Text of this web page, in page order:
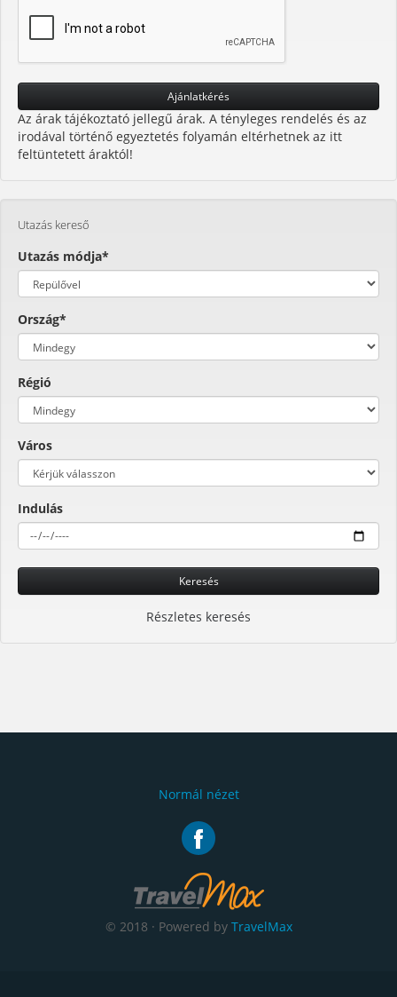
Az árak tájékoztató jellegű árak. A tényleges rendelés és az
irodával történő egyeztetés folyamán eltérhetnek az itt
feltüntetett áraktól!
Utazás kereső
Utazás módja*
Ország*
Régió
Város
Indulás
Keresés
Részletes keresés
Normál nézet
© 2018 · Powered by TravelMax